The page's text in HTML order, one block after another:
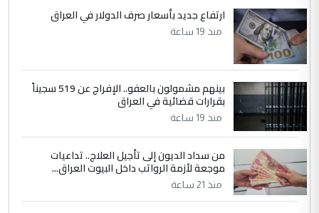
ارتفاع جديد بأسعار صرف الدولار في العراق
منذ 19 ساعة
بينهم مشمولون بالعفو.. الإفراج عن 519 سجيناً
بقرارات قضائية في العراق
منذ 19 ساعة
من سداد الديون إلى تأجيل العلاج.. تداعيات
موجعة لأزمة الرواتب داخل البيوت العراق...
منذ 21 ساعة